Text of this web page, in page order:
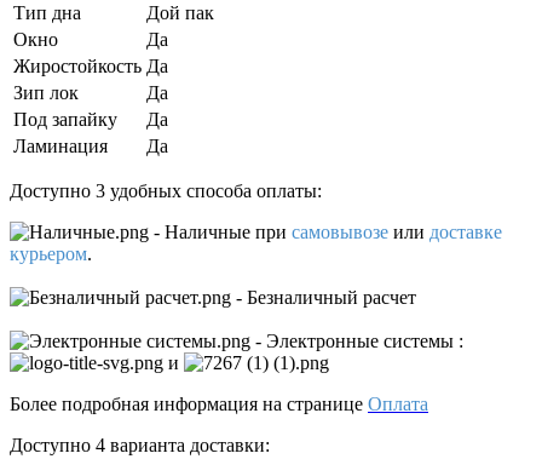
Тип дна
Дой пак
Окно
Да
Жиростойкость Да
Зип лок
Да
Под запайку
Да
Ламинация
Да
Доступно 3 удобных способа оплаты:
- Наличные при самовывозе или доставке
курьером.
- Безналичный расчет
- Электронные системы :
и
Более подробная информация на странице Оплата
Доступно 4 варианта доставки: